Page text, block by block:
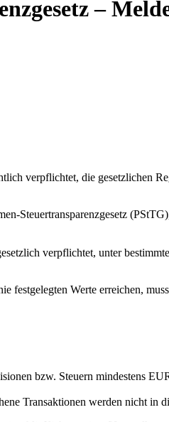
–
verpflichtet, die gesetzlichen
Steuertransparenzgesetz
verpflichtet, unter
Werte erreichen,
bzw. Steuern mindestens
Transaktionen werden nicht in